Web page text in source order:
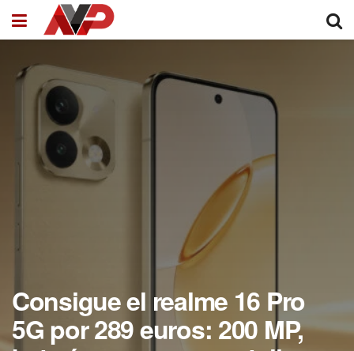
Consigue el realme 16 Pro
5G por 289 euros: 200 MP,